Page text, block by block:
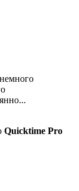
Quicktime Pro